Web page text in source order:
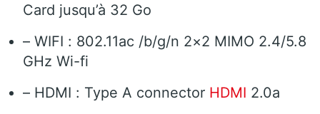
Card jusqu’à 32 Go
– WIFI : 802.11ac /b/g/n 2×2 MIMO 2.4/5.8
GHz Wi-fi
– HDMI : Type A connector HDMI 2.0a